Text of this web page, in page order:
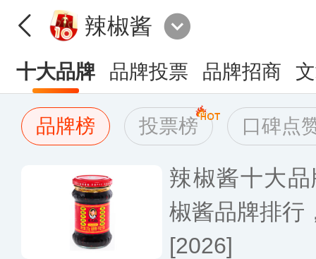
辣椒酱
十大品牌 品牌投票 品牌招商
品牌榜 投票榜 口碑点
辣椒酱十大
椒酱品牌排行
[2026]